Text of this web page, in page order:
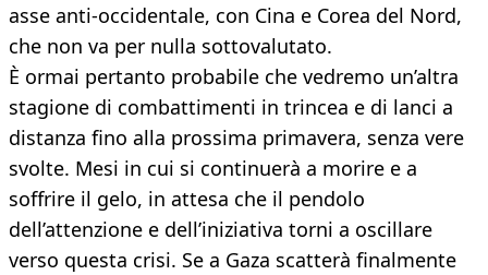
asse anti-occidentale, con Cina e Corea del Nord,
che non va per nulla sottovalutato.
È ormai pertanto probabile che vedremo un’altra
stagione di combattimenti in trincea e di lanci a
distanza fino alla prossima primavera, senza vere
svolte. Mesi in cui si continuerà a morire e a
soffrire il gelo, in attesa che il pendolo
dell’attenzione e dell’iniziativa torni a oscillare
verso questa crisi. Se a Gaza scatterà finalmente